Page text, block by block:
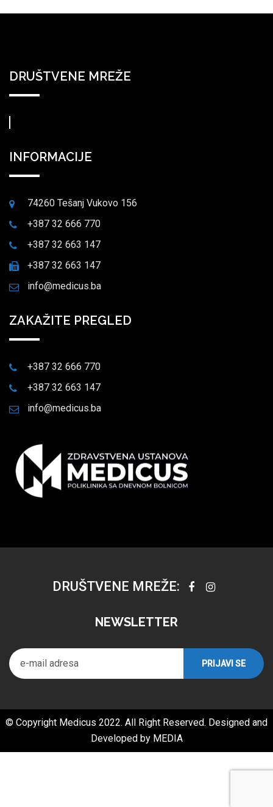
DRUŠTVENE MREŽE
INFORMACIJE
74260 Tešanj Vukovo 156
+387 32 666 770
+387 32 663 147
+387 32 663 147
info@medicus.ba
ZAKAŽITE PREGLED
+387 32 666 770
+387 32 663 147
info@medicus.ba
DRUŠTVENE MREŽE:
NEWSLETTER
© Copyright Medicus 2022. All Right Reserved. Designed and
Developed by MEDIA